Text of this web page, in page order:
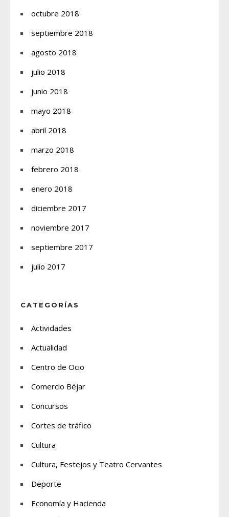
octubre 2018
septiembre 2018
agosto 2018
julio 2018
junio 2018
mayo 2018
abril 2018
marzo 2018
febrero 2018
enero 2018
diciembre 2017
noviembre 2017
septiembre 2017
julio 2017
CATEGORÍAS
Actividades
Actualidad
Centro de Ocio
Comercio Béjar
Concursos
Cortes de tráfico
Cultura
Cultura, Festejos y Teatro Cervantes
Deporte
Economía y Hacienda